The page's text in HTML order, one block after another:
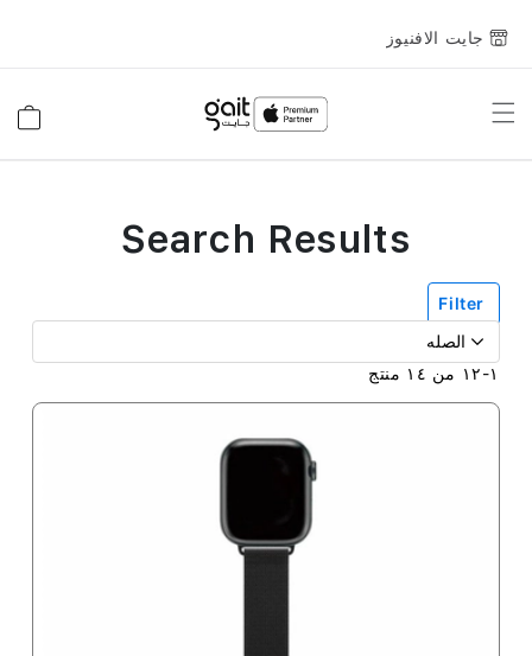
جايت الافنيوز
Toggle
Filter
١-١٢ من ١٤ منتج
Search Results